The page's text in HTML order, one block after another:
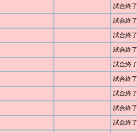
試合終了
試合終了
試合終了
試合終了
試合終了
試合終了
試合終了
試合終了
試合終了